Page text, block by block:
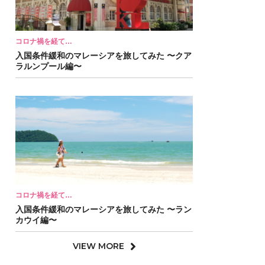
コロナ禍を経て…
入国条件緩和のマレーシアを旅してみた 〜クア
ラルンプール編〜
コロナ禍を経て…
入国条件緩和のマレーシアを旅してみた 〜ラン
カウイ編〜
VIEW MORE